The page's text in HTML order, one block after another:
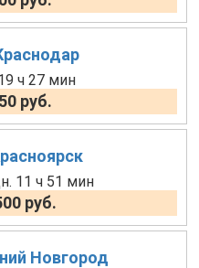
ч 27 мин
руб.
11 ч 51 мин
руб.
Новгород